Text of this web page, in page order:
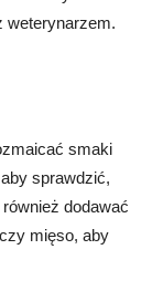
weterynarzem.
smaki
sprawdzić,
dodawać
mięso, aby